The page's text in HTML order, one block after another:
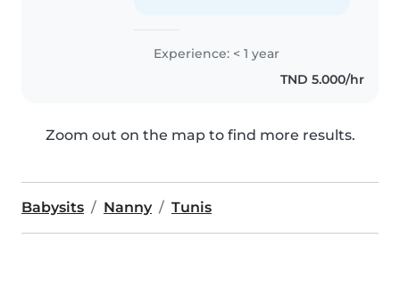
Experience: < 1 year
TND 5.000/hr
Zoom out on the map to find more results.
Babysits Nanny Tunis